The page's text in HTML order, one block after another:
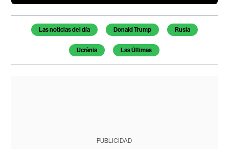
Temas de este artículo
Las noticias del día Donald Trump Rusia
Ucrânia Las Últimas
PUBLICIDAD